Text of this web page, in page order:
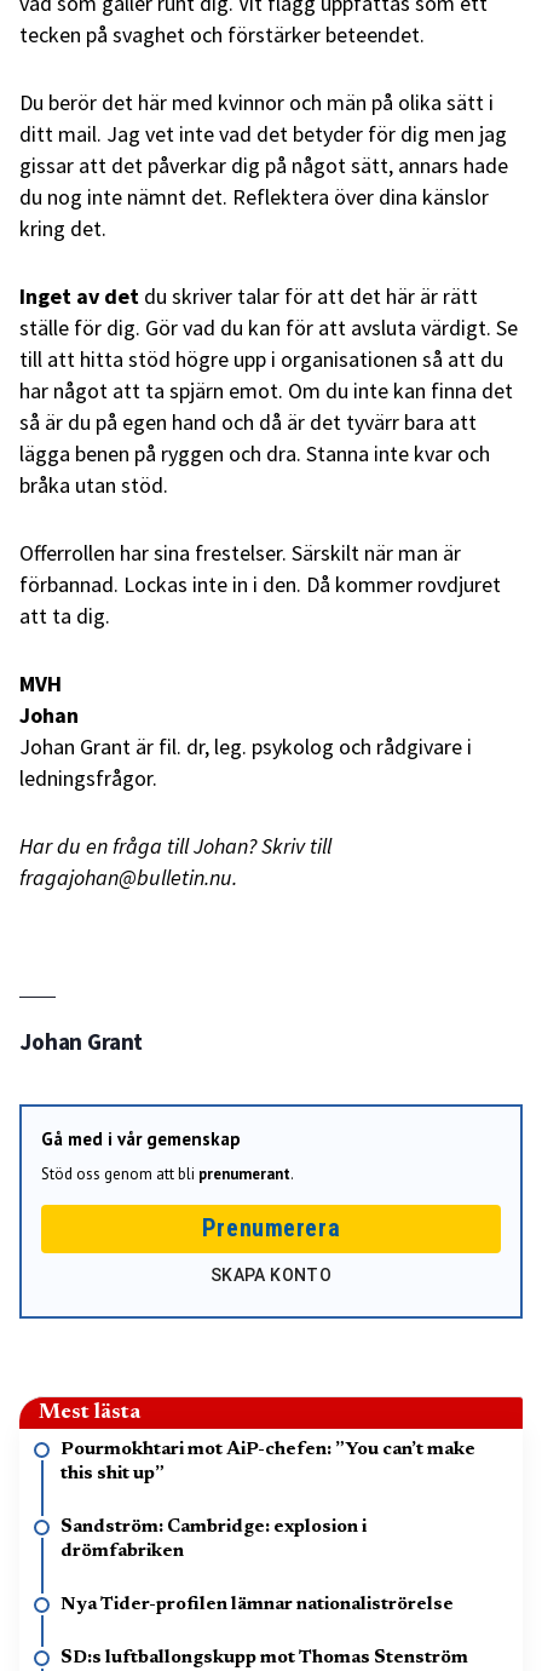
tecken på svaghet och förstärker beteendet.
Du berör det här med kvinnor och män på olika sätt i
ditt mail. Jag vet inte vad det betyder för dig men jag
gissar att det påverkar dig på något sätt, annars hade
du nog inte nämnt det. Reflektera över dina känslor
kring det.
Inget av det du skriver talar för att det här är rätt
ställe för dig. Gör vad du kan för att avsluta värdigt. Se
till att hitta stöd högre upp i organisationen så att du
har något att ta spjärn emot. Om du inte kan finna det
så är du på egen hand och då är det tyvärr bara att
lägga benen på ryggen och dra. Stanna inte kvar och
bråka utan stöd.
Offerrollen har sina frestelser. Särskilt när man är
förbannad. Lockas inte in i den. Då kommer rovdjuret
att ta dig.
MVH
Johan
Johan Grant är fil. dr, leg. psykolog och rådgivare i
ledningsfrågor.
Har du en fråga till Johan? Skriv till
fragajohan@bulletin.nu.
Johan Grant
Gå med i vår gemenskap
Stöd oss genom att bli prenumerant.
Prenumerera
SKAPA KONTO
Mest lästa
Pourmokhtari mot AiP-chefen: ”You can’t make
this shit up”
Sandström: Cambridge: explosion i
drömfabriken
Nya Tider-profilen lämnar nationaliströrelse
SD:s luftballongskupp mot Thomas Stenström